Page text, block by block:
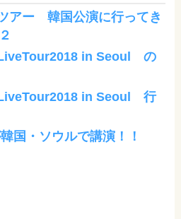
アー 韓国公演に行ってき
in Seoul の
in Seoul 行
国・ソウルで講演！！